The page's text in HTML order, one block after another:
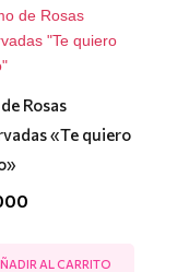
Rosas
«Te quiero
AL CARRITO